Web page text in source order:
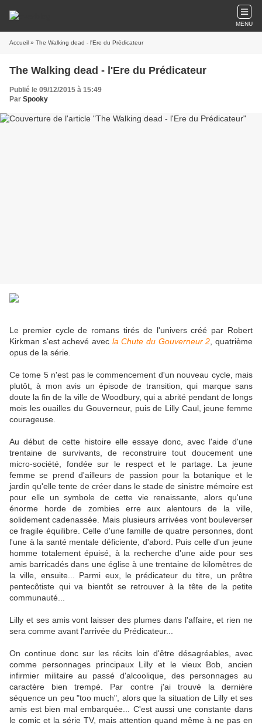
MENU
Accueil » The Walking dead - l'Ere du Prédicateur
The Walking dead - l'Ere du Prédicateur
Publié le 09/12/2015 à 15:49
Par Spooky
Le premier cycle de romans tirés de l'univers créé par Robert
Kirkman s'est achevé avec la Chute du Gouverneur 2 , quatrième
opus de la série.
Ce tome 5 n'est pas le commencement d'un nouveau cycle, mais
plutôt, à mon avis un épisode de transition, qui marque sans
doute la fin de la ville de Woodbury, qui a abrité pendant de longs
mois les ouailles du Gouverneur, puis de Lilly Caul, jeune femme
courageuse.
Au début de cette histoire elle essaye donc, avec l'aide d'une
trentaine de survivants, de reconstruire tout doucement une
micro-société, fondée sur le respect et le partage. La jeune
femme se prend d'ailleurs de passion pour la botanique et le
jardin qu'elle tente de créer dans le stade de sinistre mémoire est
pour elle un symbole de cette vie renaissante, alors qu'une
énorme horde de zombies erre aux alentours de la ville,
solidement cadenassée. Mais plusieurs arrivées vont bouleverser
ce fragile équilibre. Celle d'une famille de quatre personnes, dont
l'une à la santé mentale déficiente, d'abord. Puis celle d'un jeune
homme totalement épuisé, à la recherche d'une aide pour ses
amis barricadés dans une église à une trentaine de kilomètres de
la ville, ensuite... Parmi eux, le prédicateur du titre, un prêtre
pentecôtiste qui va bientôt se retrouver à la tête de la petite
communauté...
Lilly et ses amis vont laisser des plumes dans l'affaire, et rien ne
sera comme avant l'arrivée du Prédicateur...
On continue donc sur les récits loin d'être désagréables, avec
comme personnages principaux Lilly et le vieux Bob, ancien
infirmier militaire au passé d'alcoolique, des personnages au
caractère bien trempé. Par contre j'ai trouvé la dernière
séquence un peu "too much", alors que la situation de Lilly et ses
amis est bien mal embarquée... C'est aussi une constante dans
le comic et la série TV, mais attention quand même à ne pas en